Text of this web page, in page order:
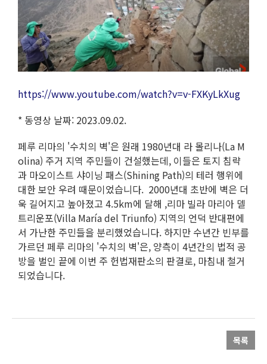
https://www.youtube.com/watch?v=v-FXKyLkXug
* 동영상 날짜: 2023.09.02.
페루 리마의 '수치의 벽'은 원래 1980년대 라 몰리나(La M
olina) 주거 지역 주민들이 건설했는데, 이들은 토지 침략
과 마오이스트 샤이닝 패스(Shining Path)의 테러 행위에
대한 보안 우려 때문이었습니다. 2000년대 초반에 벽은 더
욱 길어지고 높아졌고 4.5km에 달해 ,리마 빌라 마리아 델
트리운포(Villa María del Triunfo) 지역의 언덕 반대편에
서 가난한 주민들을 분리했었습니다. 하지만 수년간 빈부를
가르던 페루 리마의 '수치의 벽'은, 양측이 4년간의 법적 공
방을 벌인 끝에 이번 주 헌법재판소의 판결로, 마침내 철거
되었습니다.
목록